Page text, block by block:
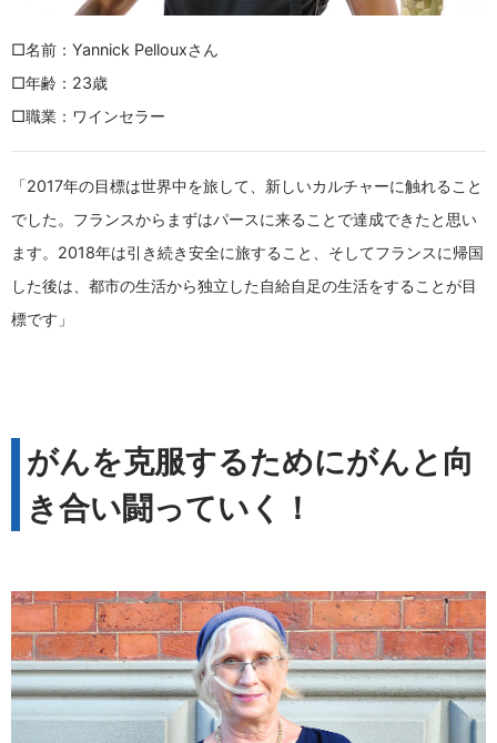
□名前：Yannick Pellouxさん
□年齢：23歳
□職業：ワインセラー
「2017年の目標は世界中を旅して、新しいカルチャーに触れること
でした。フランスからまずはパースに来ることで達成できたと思い
ます。2018年は引き続き安全に旅すること、そしてフランスに帰国
した後は、都市の生活から独立した自給自足の生活をすることが目
標です」
がんを克服するためにがんと向
き合い闘っていく！